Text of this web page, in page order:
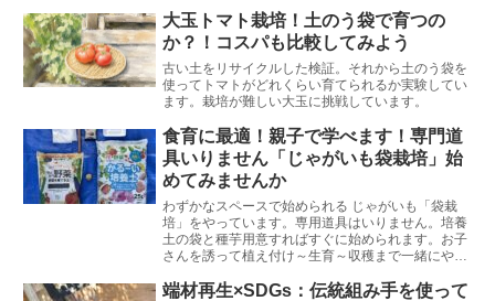
大玉トマト栽培！土のう袋で育つの
か？！コスパも比較してみよう
古い土をリサイクルした検証。それから土のう袋を
使ってトマトがどれくらい育てられるか実験してい
ます。栽培が難しい大玉に挑戦しています。
食育に最適！親子で学べます！専門道
具いりません「じゃがいも袋栽培」始
めてみませんか
わずかなスペースで始められる じゃがいも「袋栽
培」をやっています。専用道具はいりません。培養
土の袋と種芋用意すればすぐに始められます。お子
さんを誘って植え付け～生育～収穫まで一緒にやっ
端材再生×SDGs：伝統組み手を使って